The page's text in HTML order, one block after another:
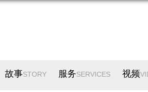
故事STORY 服务SERVICES 视频